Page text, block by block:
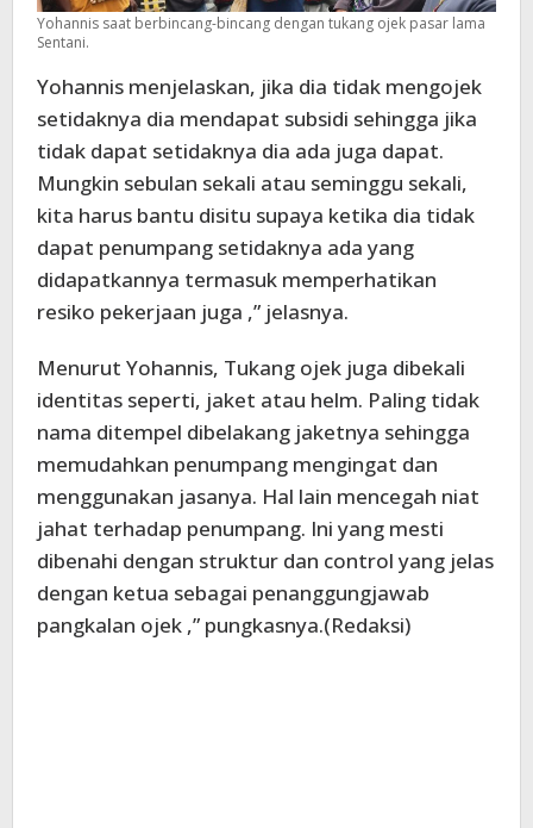
Yohannis saat berbincang-bincang dengan tukang ojek pasar lama
Sentani.
Yohannis menjelaskan, jika dia tidak mengojek
setidaknya dia mendapat subsidi sehingga jika
tidak dapat setidaknya dia ada juga dapat.
Mungkin sebulan sekali atau seminggu sekali,
kita harus bantu disitu supaya ketika dia tidak
dapat penumpang setidaknya ada yang
didapatkannya termasuk memperhatikan
resiko pekerjaan juga ,” jelasnya.
Menurut Yohannis, Tukang ojek juga dibekali
identitas seperti, jaket atau helm. Paling tidak
nama ditempel dibelakang jaketnya sehingga
memudahkan penumpang mengingat dan
menggunakan jasanya. Hal lain mencegah niat
jahat terhadap penumpang. Ini yang mesti
dibenahi dengan struktur dan control yang jelas
dengan ketua sebagai penanggungjawab
pangkalan ojek ,” pungkasnya.(Redaksi)